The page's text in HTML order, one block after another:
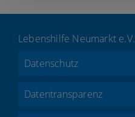
Lebenshilfe Neumarkt e.V.
Datenschutz
Datentransparenz